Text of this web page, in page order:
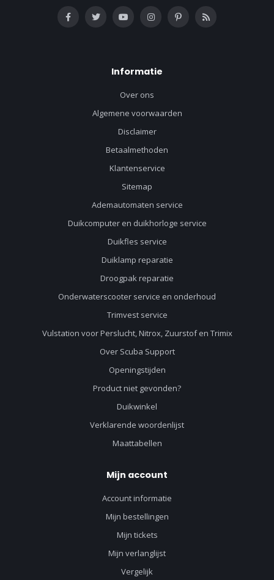
Informatie
Over ons
Algemene voorwaarden
Disclaimer
Betaalmethoden
Klantenservice
Sitemap
Ademautomaten service
Duikcomputer en duikhorloge service
Duikfles service
Duiklamp reparatie
Droogpak reparatie
Onderwaterscooter service en onderhoud
Trimvest service
Vulstation voor Perslucht, Nitrox, Zuurstof en Trimix
Over Scuba Support
Openingstijden
Product niet gevonden?
Duikwinkel
Verklarende woordenlijst
Maattabellen
Mijn account
Account informatie
Mijn bestellingen
Mijn tickets
Mijn verlanglijst
Vergelijk